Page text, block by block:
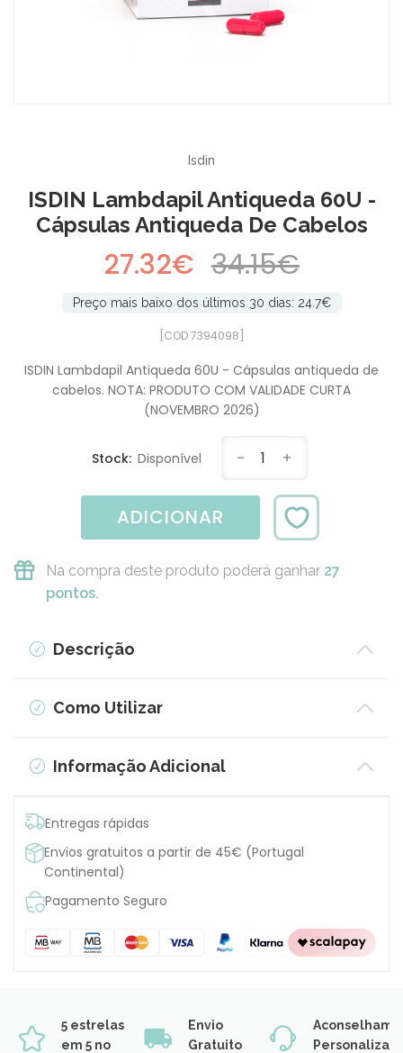
Isdin
ISDIN Lambdapil Antiqueda 60U -
Cápsulas Antiqueda De Cabelos
27.32€ 34.15€
Preço mais baixo dos últimos 30 dias: 24.7€
[COD 7394098]
ISDIN Lambdapil Antiqueda 60U - Cápsulas antiqueda de
cabelos. NOTA: PRODUTO COM VALIDADE CURTA
(NOVEMBRO 2026)
Stock: Disponível - 1 +
ADICIONAR
Na compra deste produto poderá ganhar 27
pontos.
Descrição
Como Utilizar
Informação Adicional
Entregas rápidas
Envios gratuitos a partir de 45€ (Portugal
Continental)
Pagamento Seguro
5 estrelas
em 5 no
Envio
Gratuito